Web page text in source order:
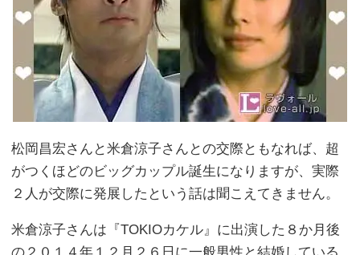
松岡昌宏さんと米倉涼子さんとの交際ともなれば、超
がつくほどのビッグカップル誕生になりますが、実際
２人が交際に発展したという話は聞こえてきません。
米倉涼子さんは『TOKIOカケル』に出演した８か月後